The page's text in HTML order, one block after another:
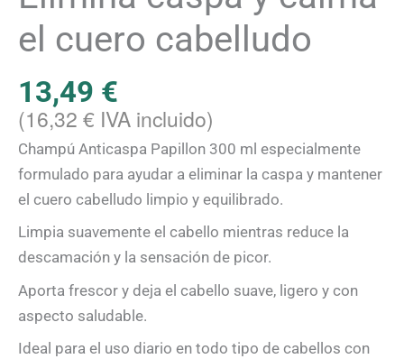
el cuero cabelludo
13,49 €
(16,32 € IVA incluido)
Champú Anticaspa Papillon 300 ml especialmente
formulado para ayudar a eliminar la caspa y mantener
el cuero cabelludo limpio y equilibrado.
Limpia suavemente el cabello mientras reduce la
descamación y la sensación de picor.
Aporta frescor y deja el cabello suave, ligero y con
aspecto saludable.
Ideal para el uso diario en todo tipo de cabellos con
cuero
cabelludo
cantidad